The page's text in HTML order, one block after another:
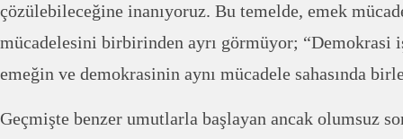
çözülebileceğine inanıyoruz. Bu temelde, emek
mücadelesini birbirinden ayrı görmüyor; “Demokrasi
emeğin ve demokrasinin aynı mücadele sahasında
Geçmişte benzer umutlarla başlayan ancak olumsuz